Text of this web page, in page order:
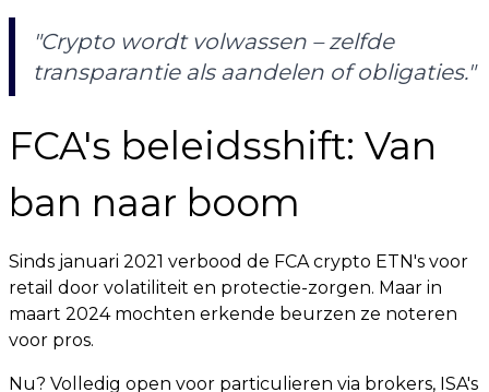
"Crypto wordt volwassen – zelfde
transparantie als aandelen of obligaties."
FCA's beleidsshift: Van
ban naar boom
Sinds januari 2021 verbood de FCA crypto ETN's voor
retail door volatiliteit en protectie-zorgen. Maar in
maart 2024 mochten erkende beurzen ze noteren
voor pros.
Nu? Volledig open voor particulieren via brokers, ISA's